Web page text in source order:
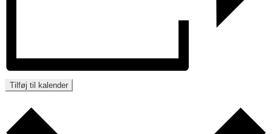
Tilføj til kalender